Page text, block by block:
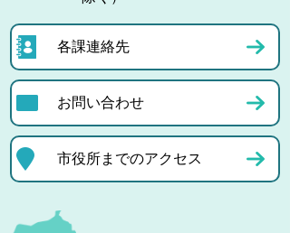
各課連絡先
お問い合わせ
市役所までのアクセス